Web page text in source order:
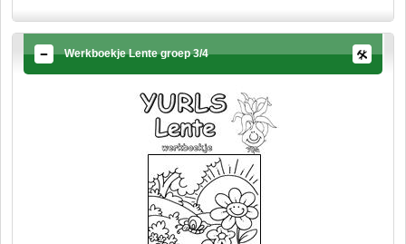
Werkboekje Lente groep 3/4